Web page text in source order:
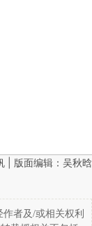
| 版面编辑：吴秋晗
者及/或相关权利